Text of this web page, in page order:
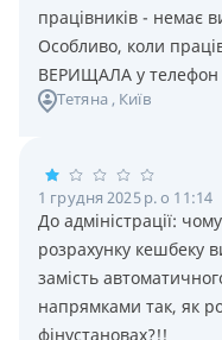
працівників - немає
Особливо, коли
ВЕРИЩАЛА у
Тетяна , Київ
1 грудня 2025 р. о 11:14
До адміністрації:
розрахунку кешбеку
замість
напрямками так, як
фінустановах?!!